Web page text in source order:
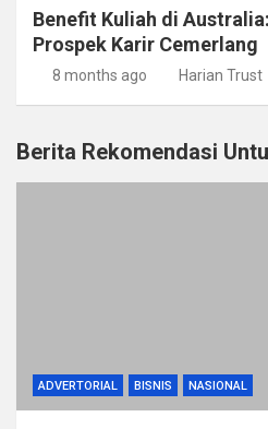
Benefit Kuliah di
Prospek Karir Cemerlang
8 months ago Harian Trust
Berita Rekomendasi
ADVERTORIAL BISNIS NASIONAL